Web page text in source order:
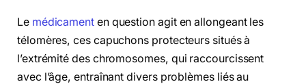
Le médicament en question agit en allongeant les
télomères, ces capuchons protecteurs situés à
l’extrémité des chromosomes, qui raccourcissent
avec l’âge, entraînant divers problèmes liés au